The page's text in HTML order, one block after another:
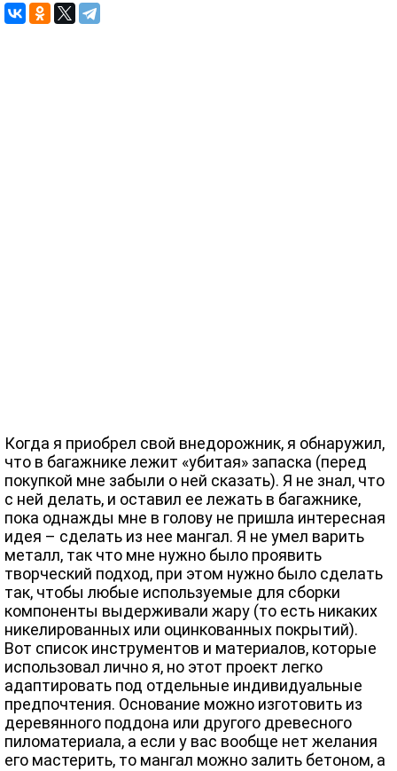
Когда я приобрел свой внедорожник, я обнаружил,
что в багажнике лежит «убитая» запаска (перед
покупкой мне забыли о ней сказать). Я не знал, что
с ней делать, и оставил ее лежать в багажнике,
пока однажды мне в голову не пришла интересная
идея – сделать из нее мангал. Я не умел варить
металл, так что мне нужно было проявить
творческий подход, при этом нужно было сделать
так, чтобы любые используемые для сборки
компоненты выдерживали жару (то есть никаких
никелированных или оцинкованных покрытий).
Вот список инструментов и материалов, которые
использовал лично я, но этот проект легко
адаптировать под отдельные индивидуальные
предпочтения. Основание можно изготовить из
деревянного поддона или другого древесного
пиломатериала, а если у вас вообще нет желания
его мастерить, то мангал можно залить бетоном, а